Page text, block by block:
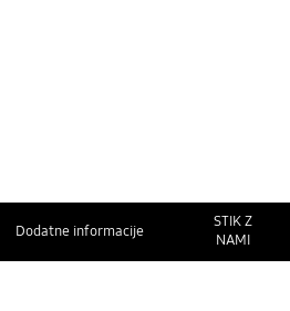
Dodatne informacije
STIK Z
NAMI